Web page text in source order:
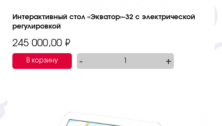
Интерактивный стол «Экватор»-32 с электрической
регулировкой
245 000,00 ₽
В корзину +
-